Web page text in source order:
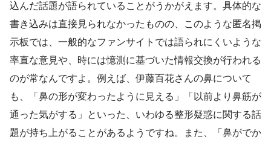
込んだ話題が語られていることがうかがえます。具体的な
書き込みは直接見られなかったものの、このような匿名掲
示板では、一般的なファンサイトでは語られにくいような
率直な意見や、時には憶測に基づいた情報交換が行われる
のが常なんですよ。例えば、伊藤百花さんの鼻について
も、「鼻の形が変わったように見える」「以前より鼻筋が
通った気がする」といった、いわゆる整形疑惑に関する話
題が持ち上がることがあるようですね。また、「鼻がでか